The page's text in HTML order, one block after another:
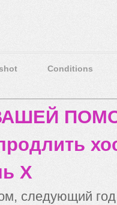
Conditions
X
следующий